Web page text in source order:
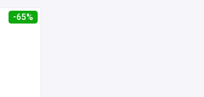
-65%